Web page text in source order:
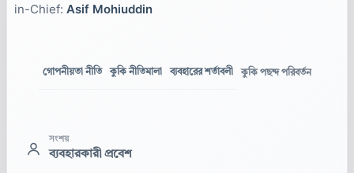
in-Chief: Asif Mohiuddin
গোপনীয়তা নীতি কুকি নীতিমালা ব্যবহারের শর্তাবলী কুকি পছন্দ পরিবর্তন
সংশয়
ব্যবহারকারী প্রবেশ